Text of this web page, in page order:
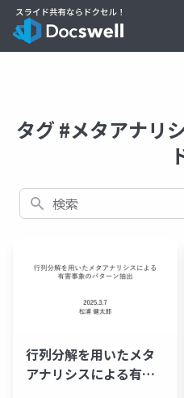
タグ #メタアナリ
検索
行列分解を用いたメタ
アナリシスによる有害